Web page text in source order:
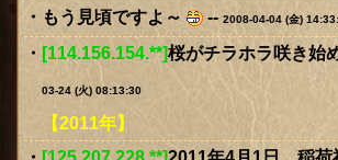
もう見頃ですよ～ -- 2008-04-04 (金)
[114.156.154.**]桜がチラホラ咲き始
03-24 (火) 08:13:30
【2011年】